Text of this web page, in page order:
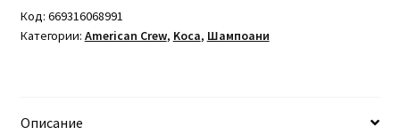
Код: 669316068991
Категории: American Crew, Koca, Шампоани
Описание